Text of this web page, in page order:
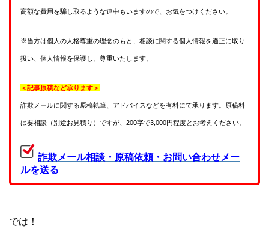
高額な費用を騙し取るような連中もいますので、お気をつけください。
※当方は個人の人格尊重の理念のもと、相談に関する個人情報を適正に取り
扱い、個人情報を保護し、尊重いたします。
＜記事原稿など承ります＞
詐欺メールに関する原稿執筆、アドバイスなどを有料にて承ります。原稿料
は要相談（別途お見積り）ですが、200字で3,000円程度とお考えください。
詐欺メール相談・原稿依頼・お問い合わせメー
ルを送る
では！